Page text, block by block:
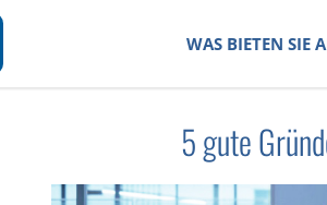
WAS BIETEN SIE
5 gute